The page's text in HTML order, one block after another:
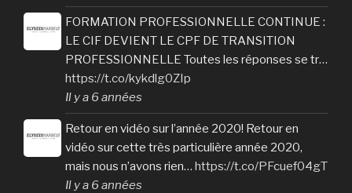
FORMATION PROFESSIONNELLE CONTINUE :
LE CIF DEVIENT LE CPF DE TRANSITION
PROFESSIONNELLE Toutes les réponses se tr…
https://t.co/kykdlg0ZIp
Il y a 6 années
Retour en vidéo sur l’année 2020! Retour en
vidéo sur cette très particulière année 2020,
mais nous n’avons rien… https://t.co/PFcuef04gT
Il y a 6 années